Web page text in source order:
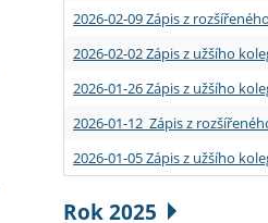
2026-02-09 Zápis z
2026-02-02 Zápis z užšího
2026-01-26 Zápis z užšího
2026-01-12 Zápis z
2026-01-05 Zápis z užšího
Rok 2025